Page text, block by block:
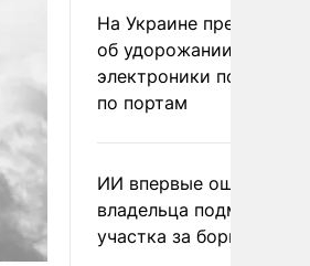
На Украине
об удорожании
электроники после
по портам
ИИ впервые
владельца
участка за борщевик